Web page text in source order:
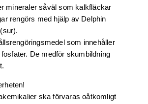
mineraler såväl som kalkfläckar
rengörs med hjälp av Delphin
som innehåller
De medför skumbildning
ska förvaras oåtkomligt